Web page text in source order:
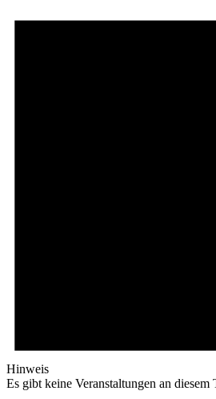
Hinweis
Es gibt keine Veranstaltungen an diesem